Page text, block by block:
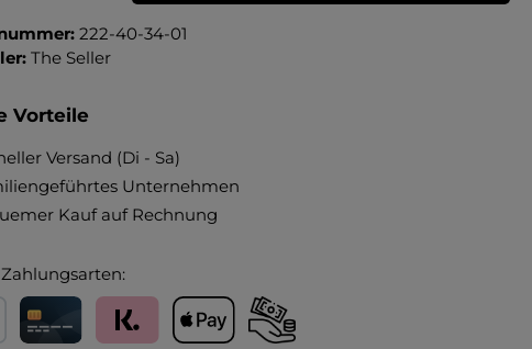
222-40-34-01
The Seller
Vorteile
Versand (Di - Sa)
Unternehmen
Kauf auf Rechnung